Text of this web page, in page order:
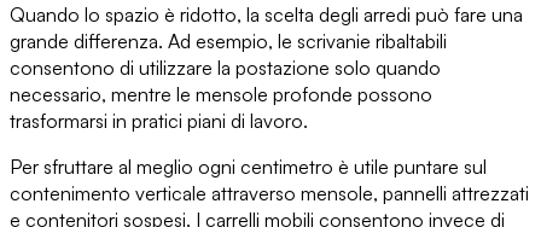
Quando lo spazio è ridotto, la scelta degli arredi può fare una
grande differenza. Ad esempio, le scrivanie ribaltabili
consentono di utilizzare la postazione solo quando
necessario, mentre le mensole profonde possono
trasformarsi in pratici piani di lavoro.
Per sfruttare al meglio ogni centimetro è utile puntare sul
contenimento verticale attraverso mensole, pannelli attrezzati
e contenitori sospesi. I carrelli mobili consentono invece di